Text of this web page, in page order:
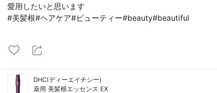
愛用したいと思います
#美髪根#ヘアケア#ビューティー#beauty#beautiful
DHC(ディーエイチシー)
薬用 美髪根エッセンス EX